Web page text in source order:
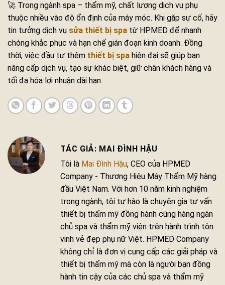
🚀 Trong ngành spa – thẩm mỹ, chất lượng dịch vụ phụ
thuộc nhiều vào độ ổn định của máy móc. Khi gặp sự cố, hãy
tin tưởng dịch vụ sửa thiết bị spa từ HPMED để nhanh
chóng khắc phục và hạn chế gián đoạn kinh doanh. Đồng
thời, việc đầu tư thêm thiết bị spa hiện đại sẽ giúp bạn
nâng cấp dịch vụ, tạo sự khác biệt, giữ chân khách hàng và
tối đa hóa lợi nhuận dài hạn.
MAI ĐÌNH HẬU
Tôi là Mai Đình Hậu, CEO của HPMED
Company - Thương Hiệu Máy Thẩm Mỹ hàng
đầu Việt Nam. Với hơn 10 năm kinh nghiệm
trong ngành, tôi tự hào là chuyên gia tư vấn
thiết bị thẩm mỹ đồng hành cùng hàng ngàn
chủ spa và thẩm mỹ viện trên hành trình tôn
vinh vẻ đẹp phụ nữ Việt. HPMED Company
không chỉ là đơn vị cung cấp các giải pháp và
thiết bị thẩm mỹ mà còn là người bạn đồng
hành tin cậy của các chủ spa và thẩm mỹ